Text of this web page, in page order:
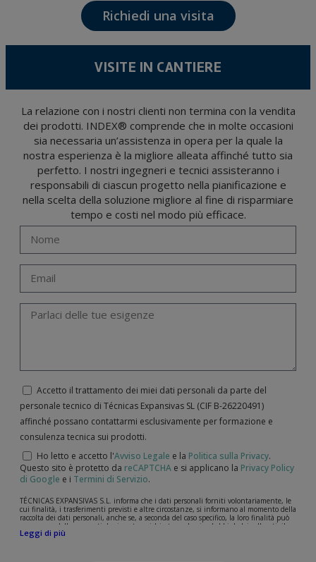
I dati contenuti nei nostri archivi sono assolutamente confidenziali e saranno
trattati con la massima riservatezza e nel rispetto di tutti i requisiti del
Regolamento Generale sulla Protezione dei Dati (GDPR) del 27 aprile 2016. I dati
rimarranno registrati nei nostri archivi per il tempo necessario allo scopo per il quale
quello stabilito dalla legislazione vigente e sempre per la durate per cui si presta il
Si raccomanda di non inviare dati personali di alto livello secondo la legislazione
criptati né codificati. Quindi, la responsabilità è di chi li invia.
Gli utenti possono in qualsiasi momento esercitare i loro diritti di accesso, rettifica,
opposizione, cancellazione, limitazione del trattamento o richiesta di portabilità in
conformità con le disposizioni del regolamento generale sulla protezione dei dati
(GDPR) del 27 aprile 2016 inviando una lettera al responsabile del trattamento:
Valentín Gómez, Direttore, insieme a una fotocopia della sua carta d'identità, a
TÉCNICAS EXPANSIVAS SL | P.I. La Portalada II | c/ Segador 13, 26006 | Logroño (La
Rioja) o inviando un’email al seguente indirizzo info@indexfix.com.
Richiedi una visita
VISITE IN CANTIERE
La relazione con i nostri clienti non termina con la vendita
dei prodotti. INDEX® comprende che in molte occasioni
sia necessaria un’assistenza in opera per la quale la
nostra esperienza è la migliore alleata affinché tutto sia
perfetto. I nostri ingegneri e tecnici assisteranno i
responsabili di ciascun progetto nella pianificazione e
nella scelta della soluzione migliore al fine di risparmiare
tempo e costi nel modo più efficace.
Accetto il trattamento dei miei dati personali da parte del
personale tecnico di Técnicas Expansivas SL (CIF B-­26220491)
affinché possano contattarmi esclusivamente per formazione e
consulenza tecnica sui prodotti.
Ho letto e accetto l'Avviso Legale e la Politica sulla Privacy.
Questo sito è protetto da reCAPTCHA e si applicano la Privacy Policy
di Google e i Termini di Servizio.
TÉCNICAS EXPANSIVAS S.L. informa che i dati personali forniti volontariamente, le
cui finalità, i trasferimenti previsti e altre circostanze, si informano al momento della
raccolta dei dati personali, anche se, a seconda del caso specifico, la loro finalità può
essere una delle seguenti: la risposta a richieste, reclami o dubbi da lei sollevati, il
mantenimento della relazione stabilita, la gestione integrale e commerciale dei
Leggi di più